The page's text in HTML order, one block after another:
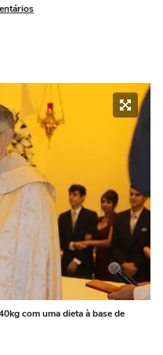
com uma dieta à base de